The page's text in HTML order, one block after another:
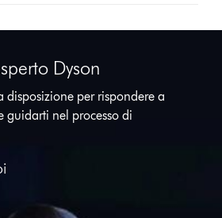
Dyson
disposizione per rispondere a
guidarti nel processo di